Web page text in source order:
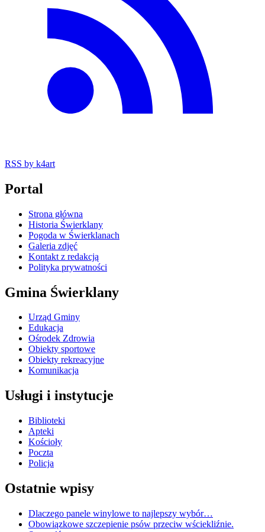
RSS by k4art
Portal
Strona główna
Historia Świerklany
Pogoda w Świerklanach
Galeria zdjęć
Kontakt z redakcją
Polityka prywatności
Gmina Świerklany
Urząd Gminy
Edukacja
Ośrodek Zdrowia
Obiekty sportowe
Obiekty rekreacyjne
Komunikacja
Usługi i instytucje
Biblioteki
Apteki
Kościoły
Poczta
Policja
Ostatnie wpisy
Dlaczego panele winylowe to najlepszy wybór…
Obowiązkowe szczepienie psów przeciw wściekliźnie.